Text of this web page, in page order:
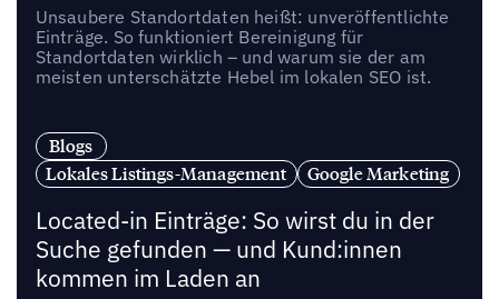
Unsaubere Standortdaten heißt: unveröffentlichte
Einträge. So funktioniert Bereinigung für
Standortdaten wirklich – und warum sie der am
meisten unterschätzte Hebel im lokalen SEO ist.
Blogs
Lokales Listings-Management
Google Marketing
Located-in Einträge: So wirst du in der
Suche gefunden — und Kund:innen
kommen im Laden an